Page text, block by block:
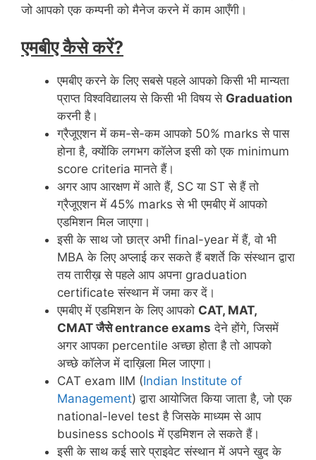
जो आपको एक कम्पनी को मैनेज करने में काम आएँगी।
एमबीए कैसे करें?
एमबीए करने के लिए सबसे पहले आपको किसी भी मान्यता
प्राप्त विश्वविद्यालय से किसी भी विषय से Graduation
करनी है।
ग्रैजूएशन में कम-से-कम आपको 50% marks से पास
होना है, क्योंकि लगभग कॉलेज इसी को एक minimum
score criteria मानते हैं।
अगर आप आरक्षण में आते हैं, SC या ST से हैं तो
ग्रैजूएशन में 45% marks से भी एमबीए में आपको
एडमिशन मिल जाएगा।
इसी के साथ जो छात्र अभी final-year में हैं, वो भी
MBA के लिए अप्लाई कर सकते हैं बशर्ते कि संस्थान द्वारा
तय तारीख़ से पहले आप अपना graduation
certificate संस्थान में जमा कर दें।
एमबीए में एडमिशन के लिए आपको CAT, MAT,
CMAT जैसे entrance exams देने होंगे, जिसमें
अगर आपका percentile अच्छा होता है तो आपको
अच्छे कॉलेज में दाख़िला मिल जाएगा।
CAT exam IIM (Indian Institute of
Management) द्वारा आयोजित किया जाता है, जो एक
national-level test है जिसके माध्यम से आप
business schools में एडमिशन ले सकते हैं।
इसी के साथ कई सारे प्राइवेट संस्थान में अपने खुद के